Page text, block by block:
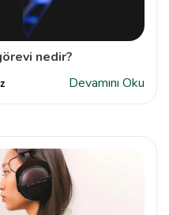
nedir?
Devamını Oku